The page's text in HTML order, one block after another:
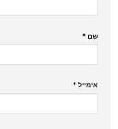
שם *
אימייל *